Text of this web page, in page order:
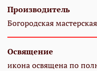
Производитель
Богородская мастерская
Освящение
икона освящена по